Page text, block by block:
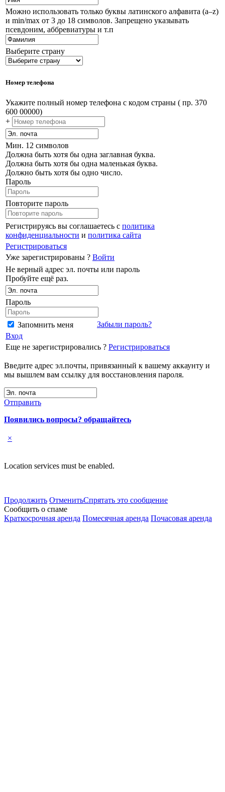
Можно использовать только буквы латинского алфавита (a–z)
и min/max от 3 до 18 символов. Запрещено указывать
псевдоним, аббревиатуры и т.п
Выберите страну
Номер телефона
Укажите полный номер телефона с кодом страны ( пр. 370
600 00000)
+
Мин. 12 символов
Должна быть хотя бы одна заглавная буква.
Должна быть хотя бы одна маленькая буква.
Должно быть хотя бы одно число.
Пароль
Повторите пароль
Регистрируясь вы соглашаетесь с политика
конфиденциальности и политика сайта
Регистрироваться
Уже зарегистрированы ? Войти
Не верный адрес эл. почты или пароль
Пробуйте ещё раз.
Пароль
Запомнить меня
Забыли пароль?
Вход
Еще не зарегистрировались ? Регистрироваться
Введите адрес эл.почты, привязанный к вашему аккаунту и
мы вышлем вам ссылку для восстановления пароля.
Отправить
Появились вопросы? обращайтесь
×
Location services must be enabled.
Продолжить ОтменитьСпрятать это сообщение
Сообщить о спаме
Краткосрочная аренда Помесячная аренда Почасовая аренда